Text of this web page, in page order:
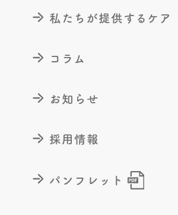
私たちが提供するケア
コラム
お知らせ
採用情報
パンフレット